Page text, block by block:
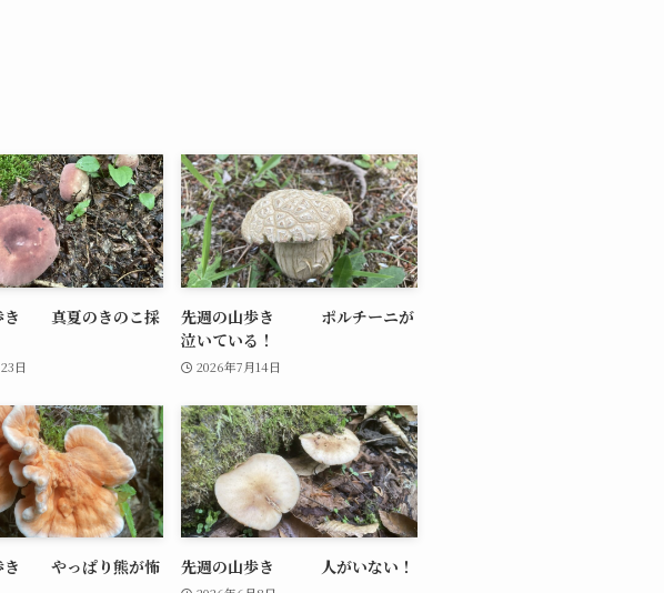
き 真夏のきのこ採
日
先週の山歩き ポルチーニが
泣いている！
2026年7月14日
き やっぱり熊が怖
先週の山歩き 人がいない！